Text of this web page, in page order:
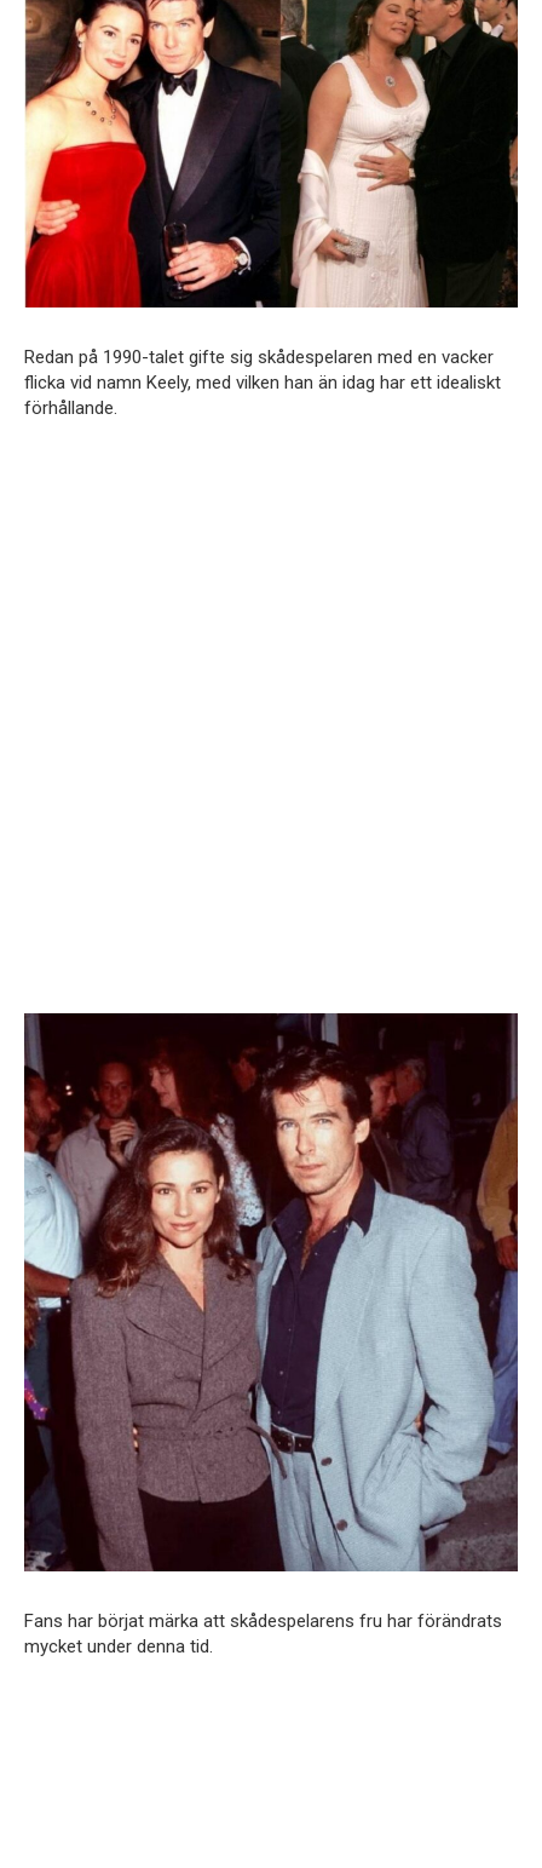
Redan på 1990-talet gifte sig skådespelaren med en vacker
flicka vid namn Keely, med vilken han än idag har ett idealiskt
förhållande.
Fans har börjat märka att skådespelarens fru har förändrats
mycket under denna tid.